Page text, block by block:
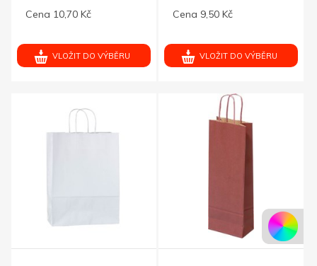
Cena 10,70 Kč
VLOŽIT DO VÝBĚRU
Cena 9,50 Kč
VLOŽIT DO VÝBĚRU